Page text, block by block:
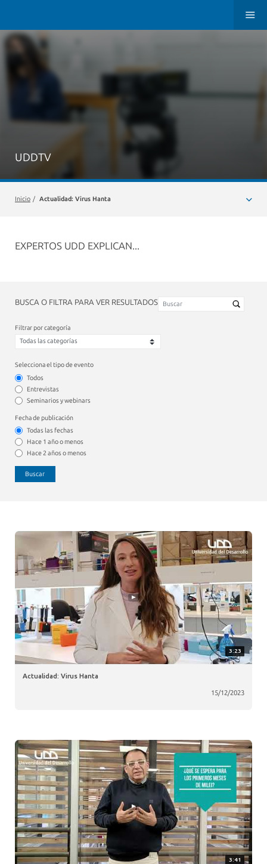
UDDTV
Inicio / Actualidad: Virus Hanta
EXPERTOS UDD EXPLICAN...
BUSCA O FILTRA PARA VER RESULTADOS
Filtrar por categoría
Selecciona el tipo de evento
Todos
Entrevistas
Seminarios y webinars
Fecha de publicación
Todas las fechas
Hace 1 año o menos
Hace 2 años o menos
Buscar
3:23
Actualidad: Virus Hanta
15/12/2023
3:41